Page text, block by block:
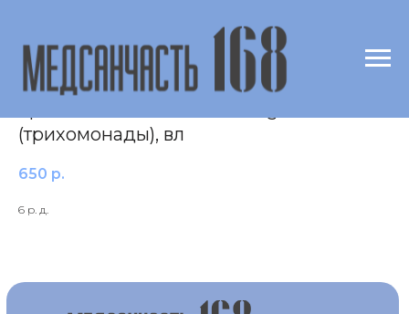
Посев материала из мочеполовых
(трихомонады), вл
650 р.
6 р. д.